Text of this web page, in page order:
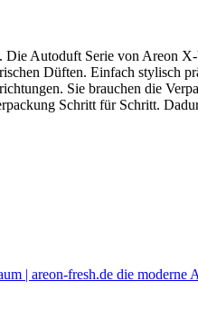
Autoduft Serie von Areon
Düften. Einfach stylisch
Sie brauchen die
Schritt für Schritt.